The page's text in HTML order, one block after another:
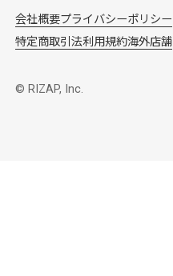
会社概要プライバシーポリシー
特定商取引法利用規約海外店舗
© RIZAP, Inc.